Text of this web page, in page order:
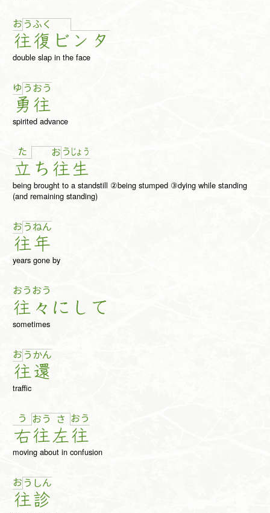
お う
往
ふ く
復 ビ ン タ
double slap in the face
ゆ う
勇
おう
往
spirited advance
た
立 ち
お う
往
じょ う
生
being brought to a standstill ②being stumped ③dying while standing
(and remaining standing)
お う
往
ねん
年
years gone by
おう
往
おう
々 に し て
sometimes
お う
往
かん
還
traffic
う
右
おう
往
さ
左
おう
往
moving about in confusion
お う
往
しん
診